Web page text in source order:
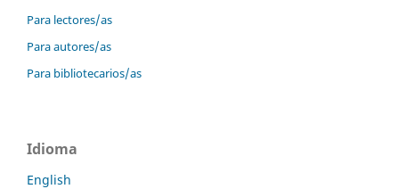
Para lectores/as
Para autores/as
Para bibliotecarios/as
Idioma
English